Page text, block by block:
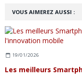
VOUS AIMEREZ AUSSI :
19/01/2026